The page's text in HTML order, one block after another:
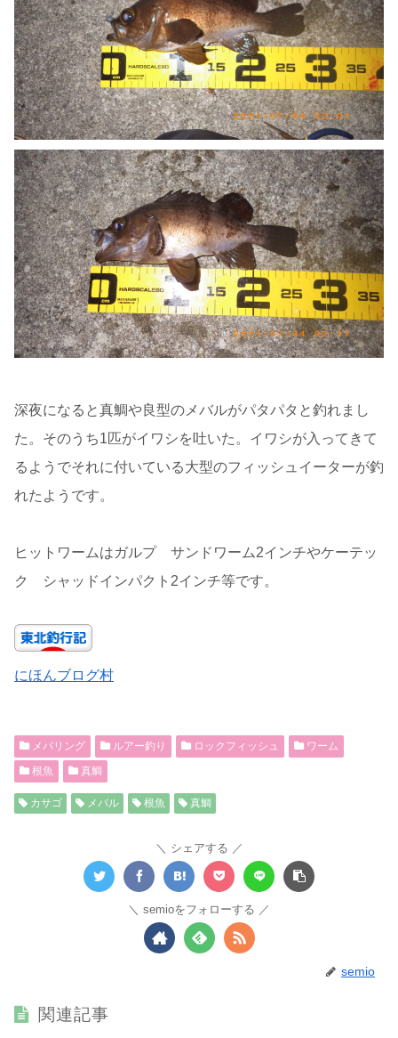
深夜になると真鯛や良型のメバルがパタパタと釣れまし
た。そのうち1匹がイワシを吐いた。イワシが入ってきて
るようでそれに付いている大型のフィッシュイーターが釣
れたようです。
ヒットワームはガルプ サンドワーム2インチやケーテッ
ク シャッドインパクト2インチ等です。
にほんブログ村
メバリング ルアー釣り ロックフィッシュ
ワーム
根魚
真鯛
カサゴ メバル 根魚 真鯛
シェアする
semioをフォローする
semio
関連記事